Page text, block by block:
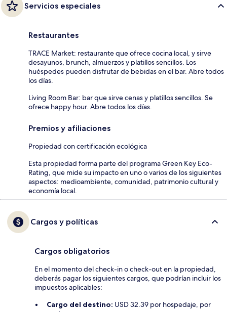
Servicios especiales
Restaurantes
TRACE Market: restaurante que ofrece cocina local, y sirve
desayunos, brunch, almuerzos y platillos sencillos. Los
huéspedes pueden disfrutar de bebidas en el bar. Abre todos
los días.
Living Room Bar: bar que sirve cenas y platillos sencillos. Se
ofrece happy hour. Abre todos los días.
Premios y afiliaciones
Propiedad con certificación ecológica
Esta propiedad forma parte del programa Green Key Eco-
Rating, que mide su impacto en uno o varios de los siguientes
aspectos: medioambiente, comunidad, patrimonio cultural y
economía local.
Cargos y políticas
Cargos obligatorios
En el momento del check-in o check-out en la propiedad,
deberás pagar los siguientes cargos, que podrían incluir los
impuestos aplicables:
Cargo del destino: USD 32.39 por hospedaje, por